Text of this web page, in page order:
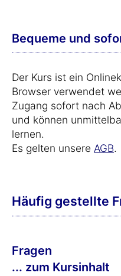
Bequeme und
Der Kurs ist ein
Browser verwendet
Zugang sofort nach
und können
lernen.
Es gelten unsere AGB.
Häufig gestellte
Fragen
... zum Kursinhalt